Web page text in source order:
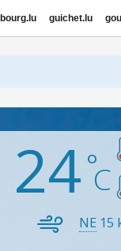
guichet.lu
24
NE 15